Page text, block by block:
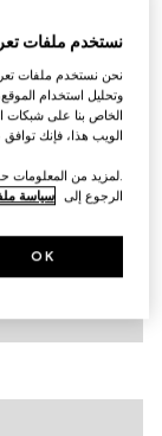
تي شيرت من
AED 1,100
تنويعاترمادي داكن
نستخدم ملفات
نحن نستخدم ملفات
وتحليل استخدام
الخاص بنا على شبكات
الويب هذا، فإنك
.لمزيد من المعلومات
الرجوع إلى سياسة
OK